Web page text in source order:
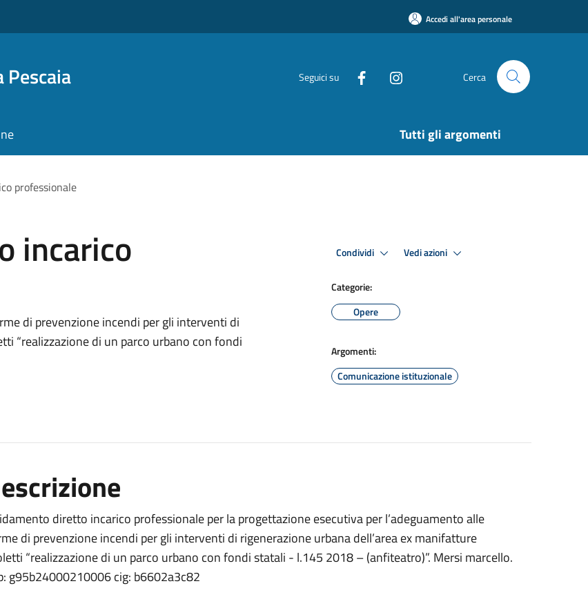
Accedi all'area personale
Pescaia Seguici su Cerca
Tutti gli argomenti
professionale
incarico
di prevenzione incendi per gli interventi di
“realizzazione di un parco urbano con fondi
Condividi Vedi azioni
Categorie:
Opere
Argomenti:
Comunicazione istituzionale
diretto incarico professionale per la progettazione esecutiva per l’adeguamento alle
di prevenzione incendi per gli interventi di rigenerazione urbana dell’area ex manifatture
“realizzazione di un parco urbano con fondi statali - l.145 2018 – (anfiteatro)”. Mersi marcello.
g95b24000210006 cig: b6602a3c82